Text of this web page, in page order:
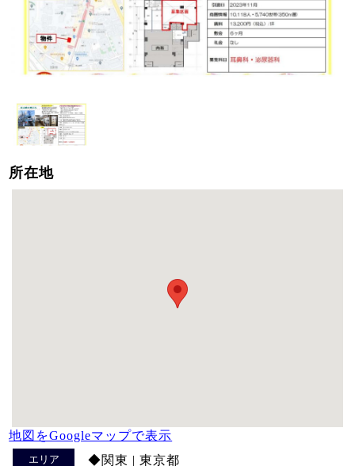
所在地
地図をGoogleマップで表示
エリア ◆関東 | 東京都